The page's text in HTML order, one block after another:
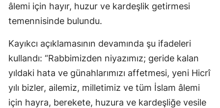
âlemi için hayır, huzur ve kardeşlik getirmesi
temennisinde bulundu.
Kayıkcı açıklamasının devamında şu ifadeleri
kullandı: “Rabbimizden niyazımız; geride kalan
yıldaki hata ve günahlarımızı affetmesi, yeni Hicrî
yılı bizler, ailemiz, milletimiz ve tüm İslam âlemi
için hayra, berekete, huzura ve kardeşliğe vesile